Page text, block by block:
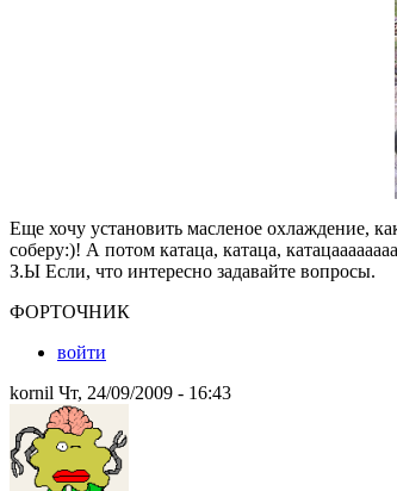
Еще хочу установить масленое охлаждение,
соберу:)! А потом катаца, катаца,
З.Ы Если, что интересно задавайте вопросы.
ФОРТОЧНИК
войти
kornil Чт, 24/09/2009 - 16:43